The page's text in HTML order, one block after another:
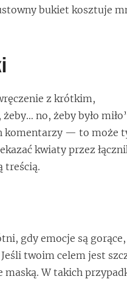
bukiet kosztuje
z krótkim,
no, żeby było
komentarzy — to może
kwiaty przez
treścią.
gdy emocje są
twoim celem jest
W takich